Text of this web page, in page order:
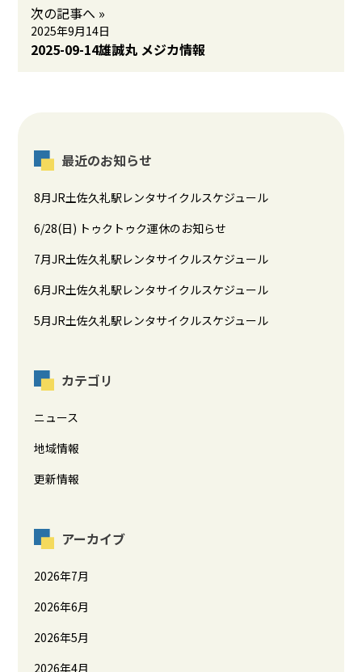
次の記事へ »
2025年9月14日
2025-09-14雄誠丸 メジカ情報
最近のお知らせ
8月JR土佐久礼駅レンタサイクルスケジュール
6/28(日) トゥクトゥク運休のお知らせ
7月JR土佐久礼駅レンタサイクルスケジュール
6月JR土佐久礼駅レンタサイクルスケジュール
5月JR土佐久礼駅レンタサイクルスケジュール
カテゴリ
ニュース
地域情報
更新情報
アーカイブ
2026年7月
2026年6月
2026年5月
2026年4月